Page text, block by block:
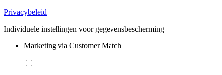
Privacybeleid
Individuele instellingen voor gegevensbescherming
Marketing via Customer Match